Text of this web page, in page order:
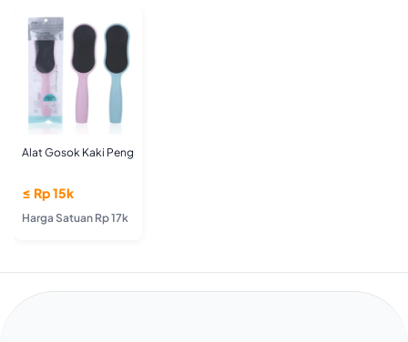
Alat Gosok Kaki Penghalus Kulit Tumit Kaki Pedicure
≤ Rp 15k
Harga Satuan Rp 17k